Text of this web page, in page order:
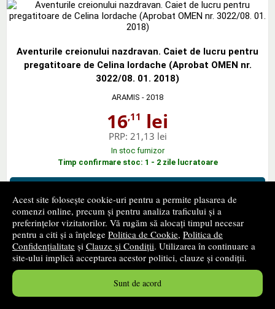
Acest site folosește cookie-uri pentru a permite plasarea de
comenzi online, precum și pentru analiza traficului și a
preferințelor vizitatorilor. Vă rugăm să alocați timpul necesar
pentru a citi și a înțelege Politica de Cookie, Politica de
Confidențialitate și Clauze și Condiții. Utilizarea în continuare a
site-ului implică acceptarea acestor politici, clauze și condiții.
Sunt de acord
Aventurile creionului nazdravan. Caiet de lucru pentru
pregatitoare de Celina Iordache (Aprobat OMEN nr.
3022/08. 01. 2018)
ARAMIS - 2018
16,11 lei
PRP: 21,13 lei
In stoc furnizor
Timp confirmare stoc: 1 - 2 zile lucratoare
Lecturi de vacanta pentru clasa pregatitoare de
Mariana Morarasu
TAIDA- 2018